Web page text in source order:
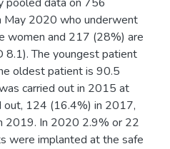
May 2020 who underwent
women and 217 (28%) are
8.1). The youngest patient
oldest patient is 90.5
carried out in 2015 at
124 (16.4%) in 2017,
2019. In 2020 2.9% or 22
were implanted at the safe